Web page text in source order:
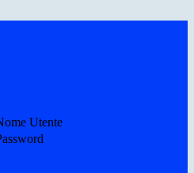
Utente